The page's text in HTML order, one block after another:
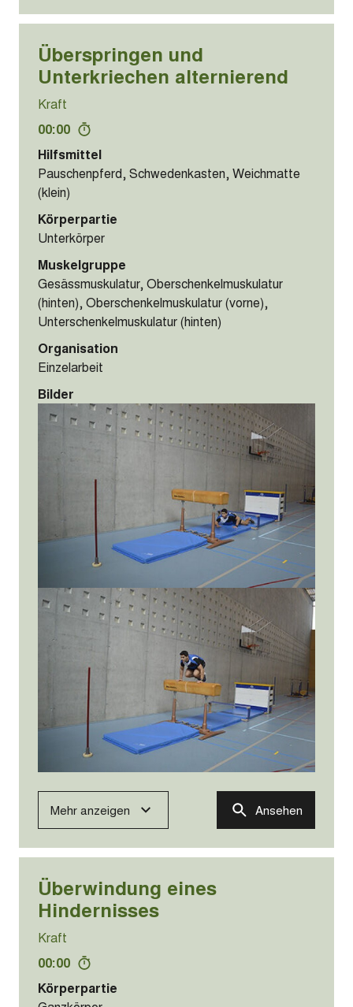
Überspringen und
Unterkriechen alternierend
Kraft
00:00
Hilfsmittel
Pauschenpferd, Schwedenkasten, Weichmatte
(klein)
Körperpartie
Unterkörper
Muskelgruppe
Gesässmuskulatur, Oberschenkelmuskulatur
(hinten), Oberschenkelmuskulatur (vorne),
Unterschenkelmuskulatur (hinten)
Organisation
Einzelarbeit
Bilder
Mehr anzeigen Ansehen
Überwindung eines
Hindernisses
Kraft
00:00
Körperpartie